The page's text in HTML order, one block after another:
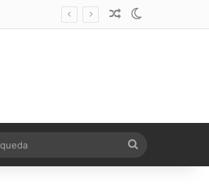
Noticia aleatoria